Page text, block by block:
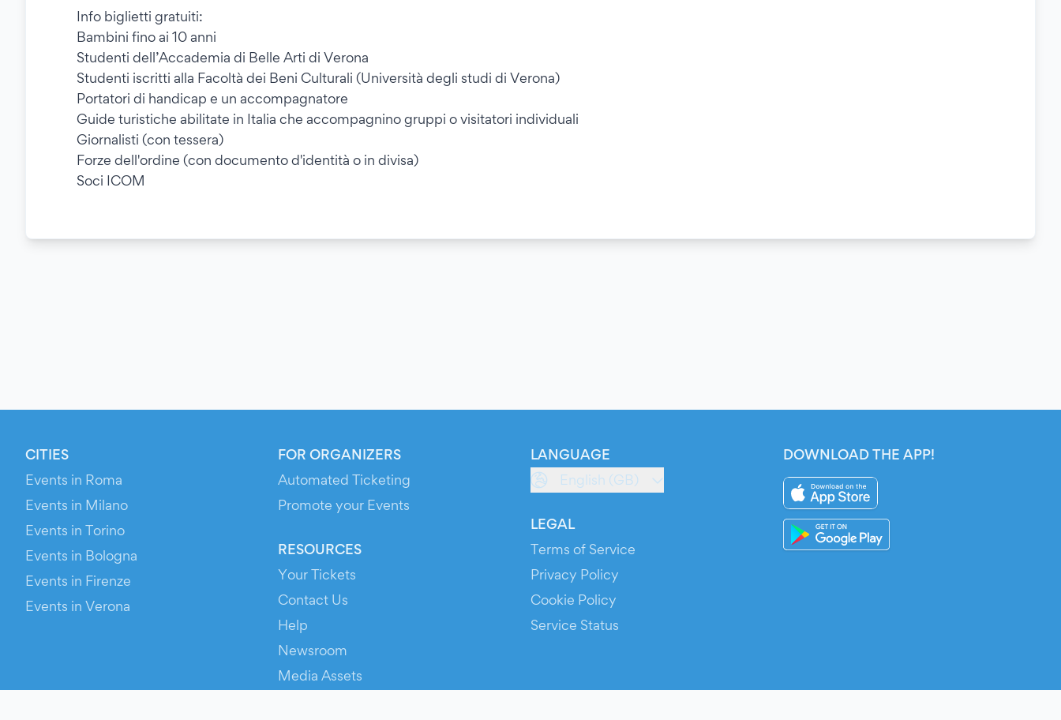
Info biglietti gratuiti:
Bambini fino ai 10 anni
Studenti dell’Accademia di Belle Arti di Verona
Studenti iscritti alla Facoltà dei Beni Culturali (Università degli studi di Verona)
Portatori di handicap e un accompagnatore
Guide turistiche abilitate in Italia che accompagnino gruppi o visitatori individuali
Giornalisti (con tessera)
Forze dell'ordine (con documento d'identità o in divisa)
Soci ICOM
CITIES
Events in Roma
Events in Milano
Events in Torino
Events in Bologna
Events in Firenze
Events in Verona
FOR ORGANIZERS
Automated Ticketing
Promote your Events
RESOURCES
Your Tickets
Contact Us
Help
Newsroom
Media Assets
LANGUAGE
English (GB)
LEGAL
Terms of Service
Privacy Policy
Cookie Policy
Service Status
DOWNLOAD THE APP!